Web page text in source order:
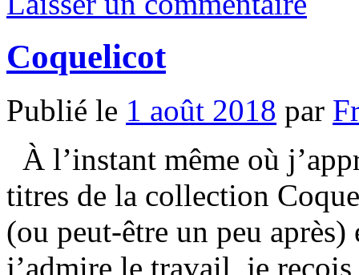
Coquelicot
Publié le 1 août 2018 par
À l’instant même où
titres de la collection
(ou peut-être un peu
j’admire le travail, je